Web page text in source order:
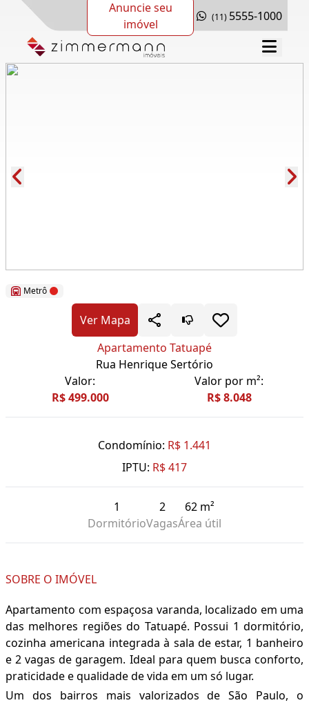
Anuncie seu
imóvel
(11) 5555-1000
Metrô
Ver Mapa
Apartamento Tatuapé
Rua Henrique Sertório
Valor:
R$ 499.000
Valor por m²:
R$ 8.048
Condomínio: R$ 1.441
IPTU: R$ 417
1
Dormitório
2
Vagas
62 m²
Área útil
SOBRE O IMÓVEL
Apartamento com espaçosa varanda, localizado em uma
das melhores regiões do Tatuapé. Possui 1 dormitório,
cozinha americana integrada à sala de estar, 1 banheiro
e 2 vagas de garagem. Ideal para quem busca conforto,
praticidade e qualidade de vida em um só lugar.
Um dos bairros mais valorizados de São Paulo, o